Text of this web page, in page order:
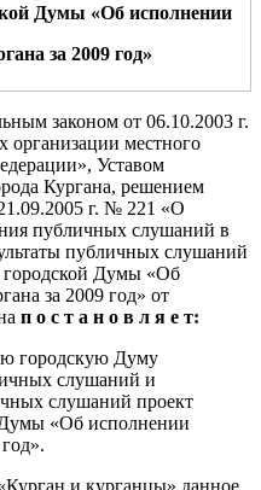
Думы «Об исполнении
за 2009 год»
законом от 06.10.2003 г.
местного
Уставом
Кургана, решением
г. № 221 «О
публичных слушаний в
публичных слушаний
городской Думы «Об
за 2009 год» от
п о с т а н о в л я е т:
городскую Думу
слушаний и
слушаний проект
«Об исполнении
и курганцы» данное